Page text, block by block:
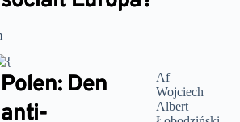
Polen: Den
anti-
Af
Wojciech
Albert